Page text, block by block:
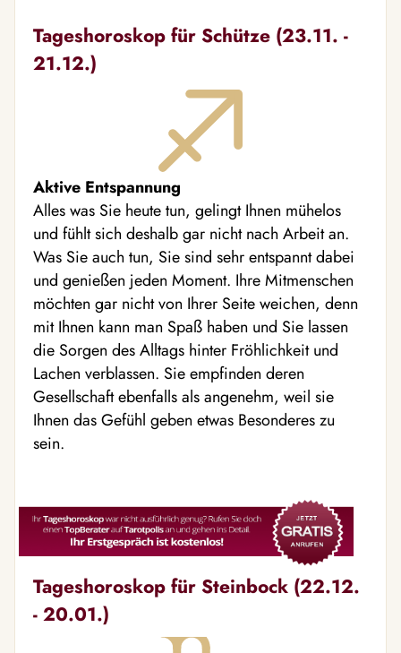
Tageshoroskop für Schütze (23.11. -
21.12.)
Aktive Entspannung
Alles was Sie heute tun, gelingt Ihnen mühelos
und fühlt sich deshalb gar nicht nach Arbeit an.
Was Sie auch tun, Sie sind sehr entspannt dabei
und genießen jeden Moment. Ihre Mitmenschen
möchten gar nicht von Ihrer Seite weichen, denn
mit Ihnen kann man Spaß haben und Sie lassen
die Sorgen des Alltags hinter Fröhlichkeit und
Lachen verblassen. Sie empfinden deren
Gesellschaft ebenfalls als angenehm, weil sie
Ihnen das Gefühl geben etwas Besonderes zu
sein.
Tageshoroskop für Steinbock (22.12.
- 20.01.)